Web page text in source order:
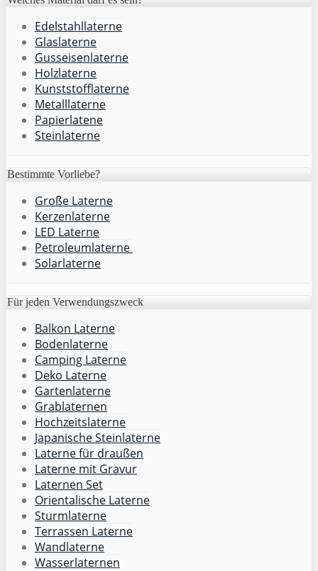
Edelstahllaterne
Glaslaterne
Gusseisenlaterne
Holzlaterne
Kunststofflaterne
Metalllaterne
Papierlatene
Steinlaterne
Bestimmte Vorliebe?
Große Laterne
Kerzenlaterne
LED Laterne
Petroleumlaterne
Solarlaterne
Für jeden Verwendungszweck
Balkon Laterne
Bodenlaterne
Camping Laterne
Deko Laterne
Gartenlaterne
Grablaternen
Hochzeitslaterne
Japanische Steinlaterne
Laterne für draußen
Laterne mit Gravur
Laternen Set
Orientalische Laterne
Sturmlaterne
Terrassen Laterne
Wandlaterne
Wasserlaternen